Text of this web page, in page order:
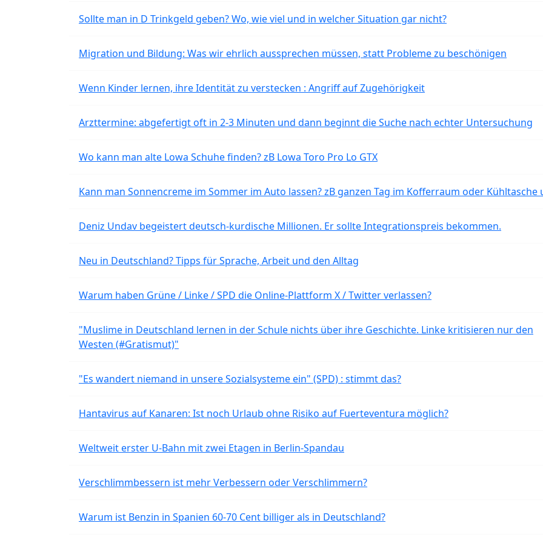
Sollte man in D Trinkgeld geben? Wo, wie viel und in welcher Situation gar nicht?
Migration und Bildung: Was wir ehrlich aussprechen müssen, statt Probleme zu beschönigen
Wenn Kinder lernen, ihre Identität zu verstecken : Angriff auf Zugehörigkeit
Arzttermine: abgefertigt oft in 2-3 Minuten und dann beginnt die Suche nach echter Untersuchung
Wo kann man alte Lowa Schuhe finden? zB Lowa Toro Pro Lo GTX
Kann man Sonnencreme im Sommer im Auto lassen? zB ganzen Tag im Kofferraum oder Kühltasche
Deniz Undav begeistert deutsch-kurdische Millionen. Er sollte Integrationspreis bekommen.
Neu in Deutschland? Tipps für Sprache, Arbeit und den Alltag
Warum haben Grüne / Linke / SPD die Online-Plattform X / Twitter verlassen?
"Muslime in Deutschland lernen in der Schule nichts über ihre Geschichte. Linke kritisieren nur den
Westen (#Gratismut)"
"Es wandert niemand in unsere Sozialsysteme ein" (SPD) : stimmt das?
Hantavirus auf Kanaren: Ist noch Urlaub ohne Risiko auf Fuerteventura möglich?
Weltweit erster U-Bahn mit zwei Etagen in Berlin-Spandau
Verschlimmbessern ist mehr Verbessern oder Verschlimmern?
Warum ist Benzin in Spanien 60-70 Cent billiger als in Deutschland?